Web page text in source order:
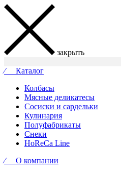
закрыть
⁄ Каталог
Колбасы
Мясные деликатесы
Сосиски и сардельки
Кулинария
Полуфабрикаты
Снеки
HoReCa Line
⁄ О компании